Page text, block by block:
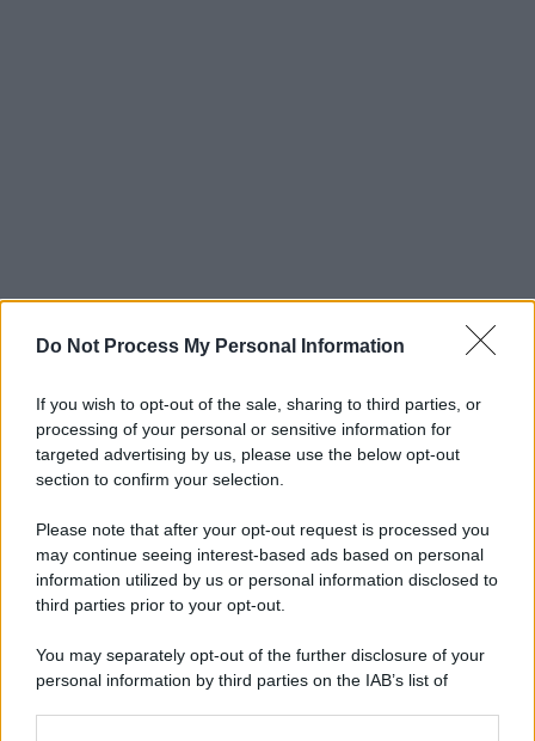
Do Not Process My Personal Information
If you wish to opt-out of the sale, sharing to third parties, or
processing of your personal or sensitive information for
targeted advertising by us, please use the below opt-out
section to confirm your selection.
Please note that after your opt-out request is processed you
may continue seeing interest-based ads based on personal
information utilized by us or personal information disclosed to
third parties prior to your opt-out.
You may separately opt-out of the further disclosure of your
personal information by third parties on the IAB’s list of